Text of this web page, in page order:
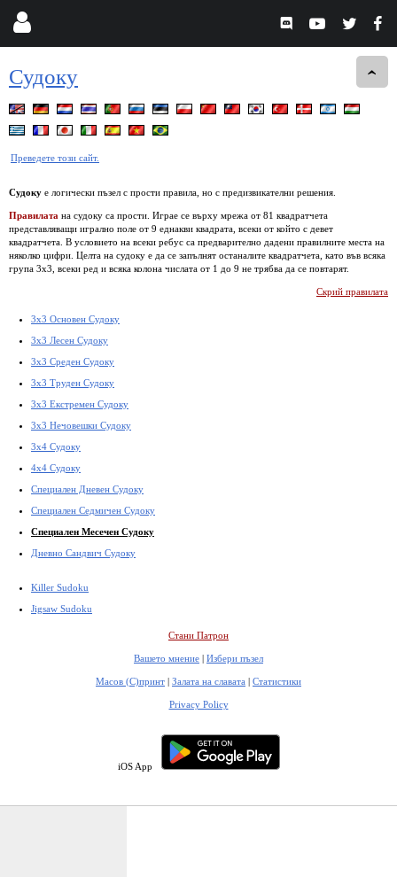
Судоку
Преведете този сайт.
Судоку е логически пъзел с прости правила, но с предизвикателни решения.
Правилата на судоку са прости. Играе се върху мрежа от 81 квадратчета
представляващи игрално поле от 9 еднакви квадрата, всеки от който с девет
квадратчета. В условието на всеки ребус са предварително дадени правилните места на
няколко цифри. Целта на судоку е да се запълнят останалите квадратчета, като във всяка
група 3х3, всеки ред и всяка колона числата от 1 до 9 не трябва да се повтарят.
Скрий правилата
3x3 Основен Судоку
3x3 Лесен Судоку
3x3 Среден Судоку
3x3 Труден Судоку
3x3 Екстремен Судоку
3x3 Нечовешки Судоку
3x4 Судоку
4x4 Судоку
Специален Дневен Судоку
Специален Седмичен Судоку
Специален Месечен Судоку
Дневно Сандвич Судоку
Killer Sudoku
Jigsaw Sudoku
Стани Патрон
Вашето мнение | Избери пъзел
Масов (С)принт | Залата на славата | Статистики
Privacy Policy
iOS App